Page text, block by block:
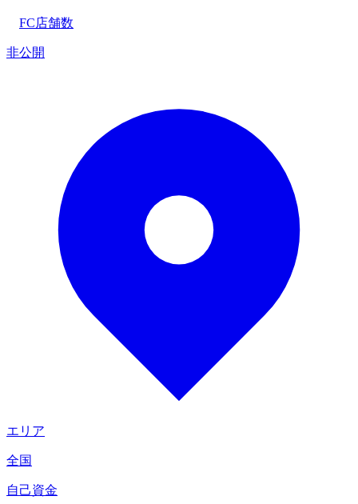
FC店舗数
非公開
エリア
全国
自己資金